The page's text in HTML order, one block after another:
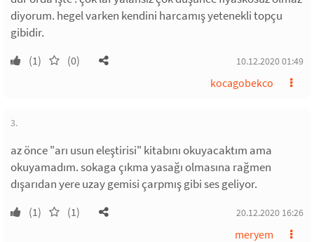
diyorum. hegel varken kendini harcamış yetenekli topçu
gibidir.
(1) (0) 10.12.2020 01:49
kocagobekco
3.
az önce "arı usun eleştirisi" kitabını okuyacaktım ama
okuyamadım. sokaga çıkma yasağı olmasına rağmen
dışarıdan yere uzay gemisi çarpmış gibi ses geliyor.
(1) (1) 20.12.2020 16:26
meryem